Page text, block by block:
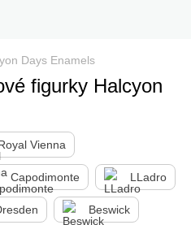
Days Enamels
figurky Halcyon
Vienna
Capodimonte LLadro
Beswick